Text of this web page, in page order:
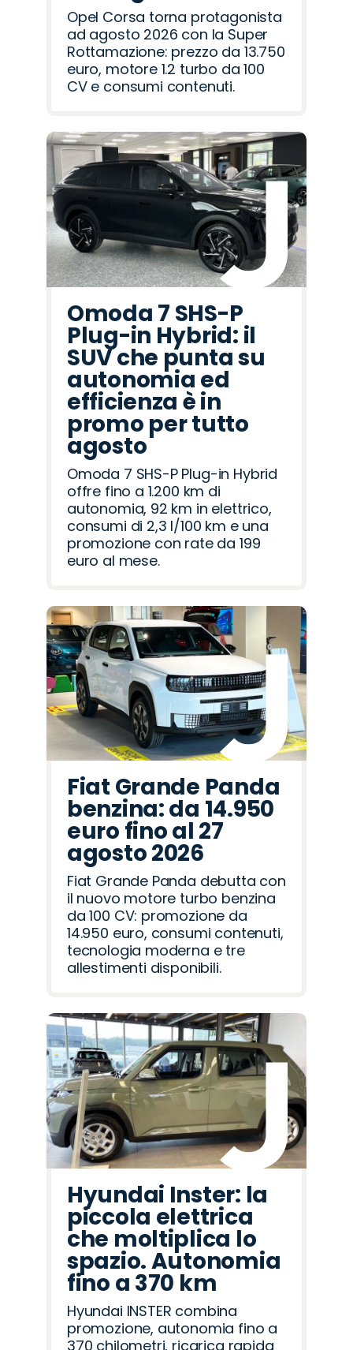
Opel Corsa torna protagonista
ad agosto 2026 con la Super
Rottamazione: prezzo da 13.750
euro, motore 1.2 turbo da 100
CV e consumi contenuti.
Omoda 7 SHS-P
Plug-in Hybrid: il
SUV che punta su
autonomia ed
efficienza è in
promo per tutto
agosto
Omoda 7 SHS-P Plug-in Hybrid
offre fino a 1.200 km di
autonomia, 92 km in elettrico,
consumi di 2,3 l/100 km e una
promozione con rate da 199
euro al mese.
Fiat Grande Panda
benzina: da 14.950
euro fino al 27
agosto 2026
Fiat Grande Panda debutta con
il nuovo motore turbo benzina
da 100 CV: promozione da
14.950 euro, consumi contenuti,
tecnologia moderna e tre
allestimenti disponibili.
Hyundai Inster: la
piccola elettrica
che moltiplica lo
spazio. Autonomia
fino a 370 km
Hyundai INSTER combina
promozione, autonomia fino a
370 chilometri, ricarica rapida